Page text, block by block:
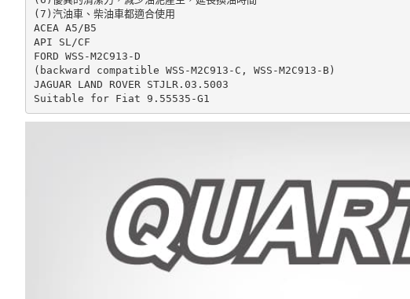
(7)汽油車、柴油車都適合使用
ACEA A5/B5
API SL/CF
FORD WSS-M2C913-D
(backward compatible WSS-M2C913-C, WSS-M2C913-B)
JAGUAR LAND ROVER STJLR.03.5003